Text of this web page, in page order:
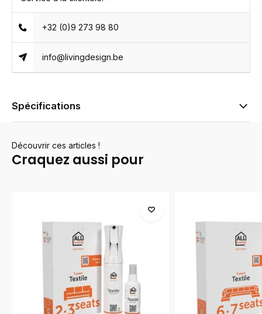
+32 (0)9 273 98 80
info@livingdesign.be
Spécifications
Découvrir ces articles !
Craquez aussi pour